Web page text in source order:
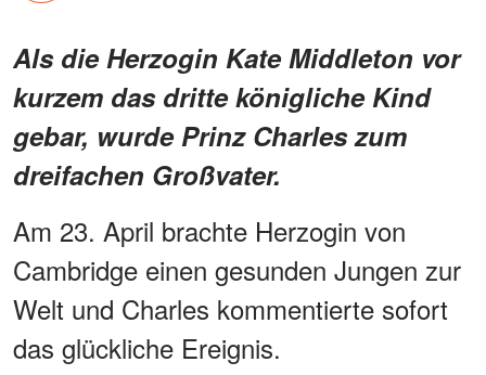
Als die Herzogin Kate Middleton vor
kurzem das dritte königliche Kind
gebar, wurde Prinz Charles zum
dreifachen Großvater.
Am 23. April brachte Herzogin von
Cambridge einen gesunden Jungen zur
Welt und Charles kommentierte sofort
das glückliche Ereignis.